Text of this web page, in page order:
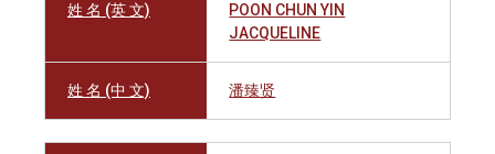
姓 名 (英 文)
POON CHUN YIN
JACQUELINE
姓 名 (中 文) 潘臻贤